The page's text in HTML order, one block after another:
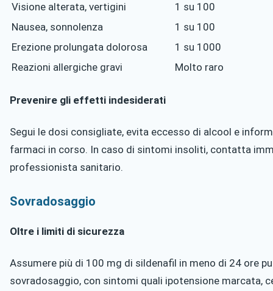
Visione alterata, vertigini
1 su 100
Nausea, sonnolenza
1 su 100
Erezione prolungata dolorosa
1 su 1000
Reazioni allergiche gravi
Molto raro
Prevenire gli effetti indesiderati
Segui le dosi consigliate, evita eccesso di alcool e
farmaci in corso. In caso di sintomi insoliti, contatta
professionista sanitario.
Sovradosaggio
Oltre i limiti di sicurezza
Assumere più di 100 mg di sildenafil in meno di 24 ore
sovradosaggio, con sintomi quali ipotensione marcata,